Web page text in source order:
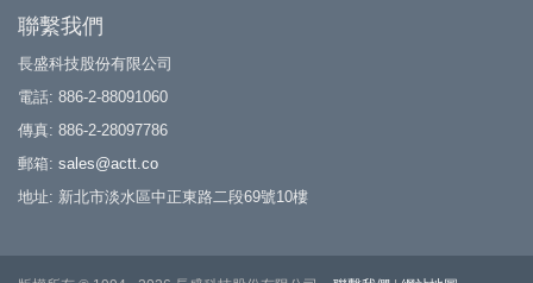
聯繫我們
長盛科技股份有限公司
電話: 886-2-88091060
傳真: 886-2-28097786
郵箱: sales@actt.co
地址: 新北市淡水區中正東路二段69號10樓